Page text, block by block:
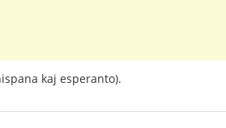
kaj esperanto).